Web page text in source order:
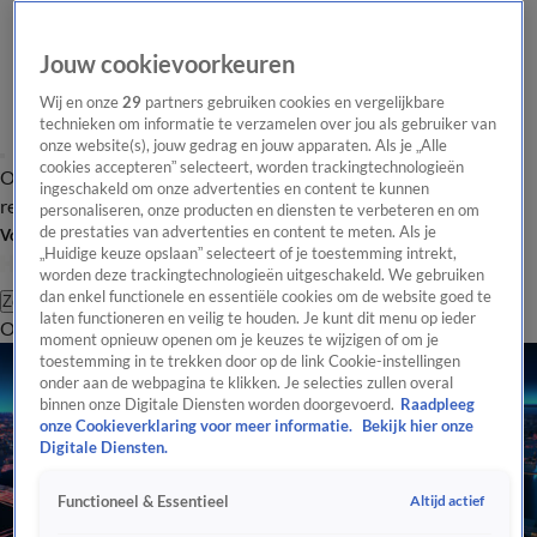
Overzicht Laatste nieuws Regionieuws Het beste van Hart
Tip de
redactie
Volg Hart van Nederland
Zoeken
OverzichtRegioUitzendingenWeerTip de redactiePanelVideo's
Jouw cookievoorkeuren
Wij en onze29 partners gebruiken cookies en vergelijkbare
technieken om informatie te verzamelen over jou als gebruiker van
onze website(s), jouw gedrag en jouw apparaten. Als je „Alle
cookies accepteren” selecteert, worden trackingtechnologieën
ingeschakeld om onze advertenties en content te kunnen
personaliseren, onze producten en diensten te verbeteren en om
de prestaties van advertenties en content te meten. Als je
„Huidige keuze opslaan” selecteert of je toestemming intrekt,
worden deze trackingtechnologieën uitgeschakeld. We gebruiken
dan enkel functionele en essentiële cookies om de website goed te
laten functioneren en veilig te houden. Je kunt dit menu op ieder
moment opnieuw openen om je keuzes te wijzigen of om je
toestemming in te trekken door op de link Cookie-instellingen
onder aan de webpagina te klikken. Je selecties zullen overal
binnen onze Digitale Diensten worden doorgevoerd. Raadpleeg
onze Cookieverklaring voor meer informatie.
Bekijk hier onze
Digitale Diensten.
Functioneel & Essentieel Altijd actief